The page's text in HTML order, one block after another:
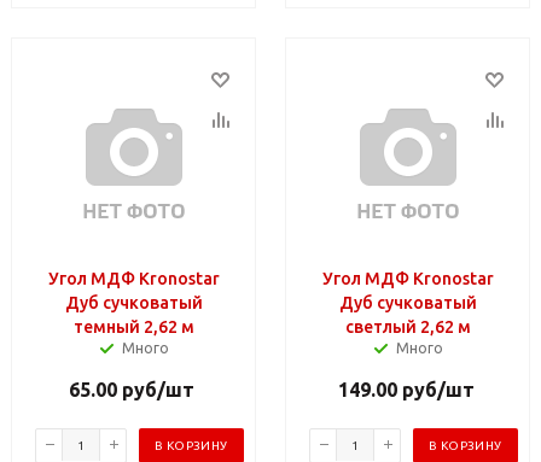
Угол МДФ Kronostar
Дуб сучковатый
темный 2,62 м
Много
65.00 руб/шт
В КОРЗИНУ
Угол МДФ Kronostar
Дуб сучковатый
светлый 2,62 м
Много
149.00руб/шт
В КОРЗИНУ